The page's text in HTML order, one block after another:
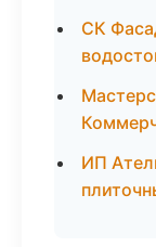
СК
ИП